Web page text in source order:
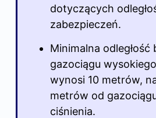
dotyczących
zabezpieczeń.
Minimalna
gazociągu
wynosi 10 metrów,
metrów od
ciśnienia.